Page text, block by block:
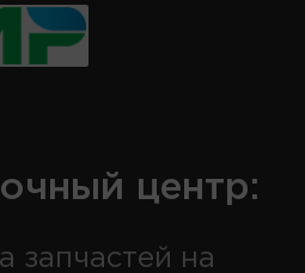
центр:
запчастей на